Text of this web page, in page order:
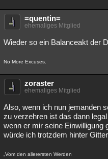
=quentin=
ehemaliges Mitglied
Wieder so ein Balanceakt der
No More Excuses.
zoraster
ehemaliges Mitglied
Also, wenn ich nun jemanden
zu verzehren ist das dann
wenn er mir seine Einwilligung
würde ich trotzdem hinter
„Vom den allerersten Werden